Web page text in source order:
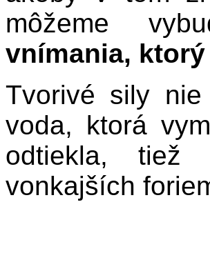
môžeme
vnímania,
Tvorivé sily
voda, ktorá
odtiekla,
vonkajších